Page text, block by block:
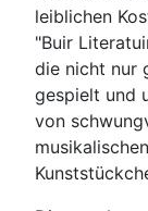
leiblichen
"Buir
die nicht nur
gespielt und
von